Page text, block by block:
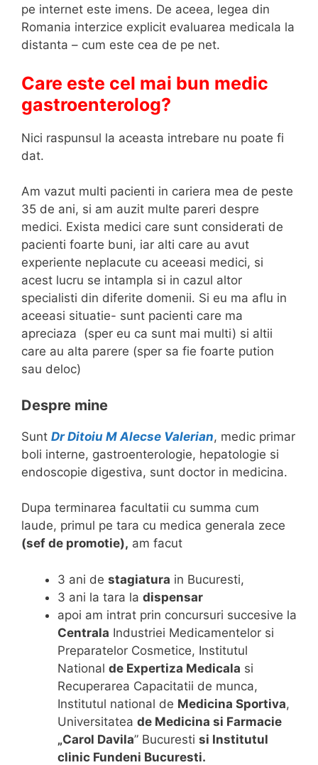
pe internet este imens. De aceea, legea din
Romania interzice explicit evaluarea medicala la
distanta – cum este cea de pe net.
Care este cel mai bun medic
gastroenterolog?
Nici raspunsul la aceasta intrebare nu poate fi
dat.
Am vazut multi pacienti in cariera mea de peste
35 de ani, si am auzit multe pareri despre
medici. Exista medici care sunt considerati de
pacienti foarte buni, iar alti care au avut
experiente neplacute cu aceeasi medici, si
acest lucru se intampla si in cazul altor
specialisti din diferite domenii. Si eu ma aflu in
aceeasi situatie- sunt pacienti care ma
apreciaza (sper eu ca sunt mai multi) si altii
care au alta parere (sper sa fie foarte pution
sau deloc)
Despre mine
Sunt Dr Ditoiu M Alecse Valerian, medic primar
boli interne, gastroenterologie, hepatologie si
endoscopie digestiva, sunt doctor in medicina.
Dupa terminarea facultatii cu summa cum
laude, primul pe tara cu medica generala zece
(sef de promotie), am facut
3 ani de stagiatura in Bucuresti,
3 ani la tara la dispensar
apoi am intrat prin concursuri succesive la
Centrala Industriei Medicamentelor si
Preparatelor Cosmetice, Institutul
National de Expertiza Medicala si
Recuperarea Capacitatii de munca,
Institutul national de Medicina Sportiva,
Universitatea de Medicina si Farmacie
„Carol Davila” Bucuresti si Institutul
clinic Fundeni Bucuresti.